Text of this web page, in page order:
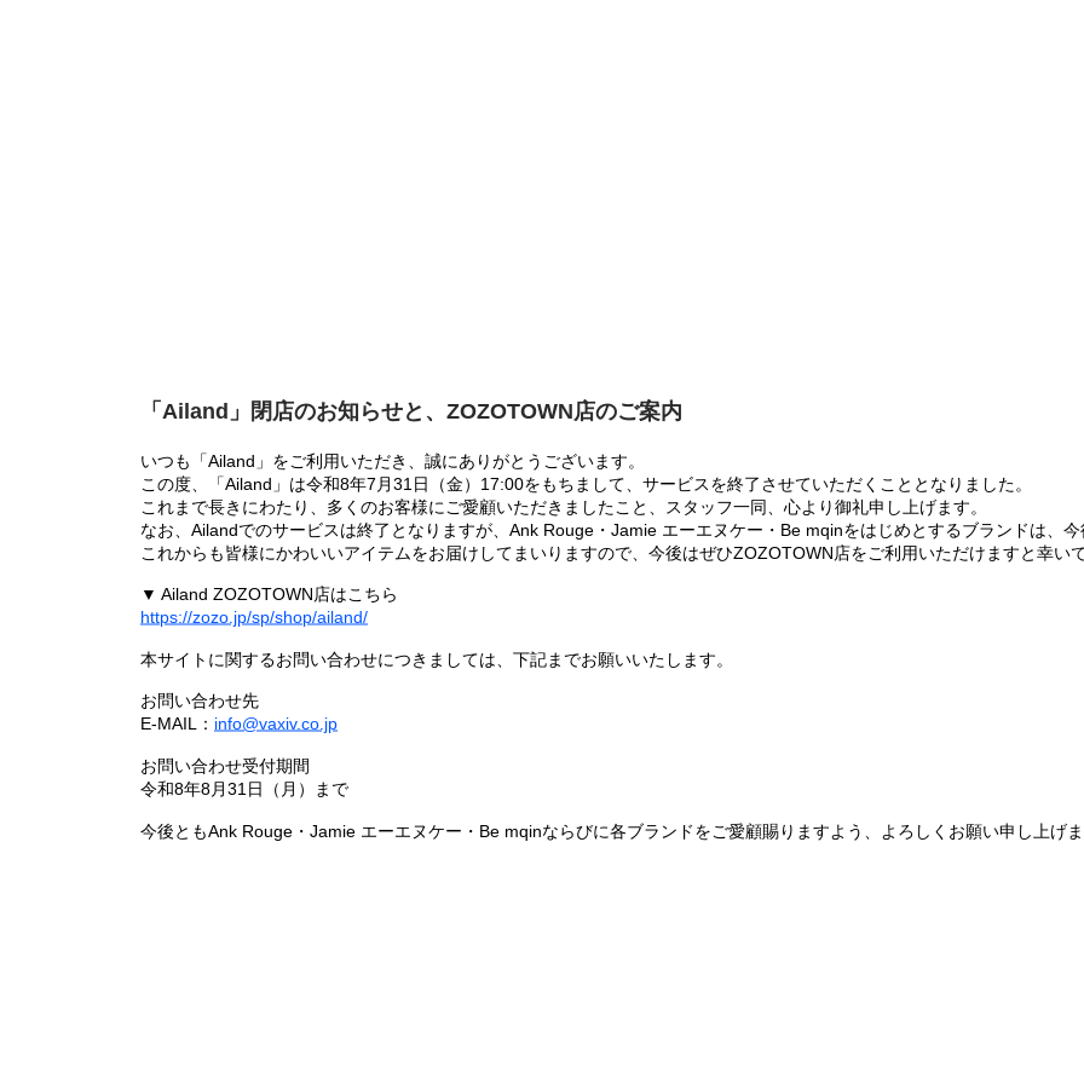
「Ailand」閉店のお知らせと、ZOZOTOWN店のご案内
いつも「Ailand」をご利用いただき、誠にありがとうございます。
この度、「Ailand」は令和8年7月31日（金）17:00をもちまして、サービスを終了させていただくこととなりました。
これまで長きにわたり、多くのお客様にご愛顧いただきましたこと、スタッフ一同、心より御礼申し上げます。
なお、Ailandでのサービスは終了となりますが、Ank Rouge・Jamie エーエヌケー・Be mqinをはじめとするブランドは、
これからも皆様にかわいいアイテムをお届けしてまいりますので、今後はぜひZOZOTOWN店をご利用いただけますと幸いで
▼ Ailand ZOZOTOWN店はこちら
https://zozo.jp/sp/shop/ailand/
本サイトに関するお問い合わせにつきましては、下記までお願いいたします。
お問い合わせ先
E-MAIL： info@vaxiv.co.jp
お問い合わせ受付期間
令和8年8月31日（月）まで
今後ともAnk Rouge・Jamie エーエヌケー・Be mqinならびに各ブランドをご愛顧賜りますよう、よろしくお願い申し上げま